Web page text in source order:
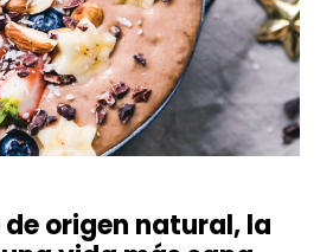
origen natural, la